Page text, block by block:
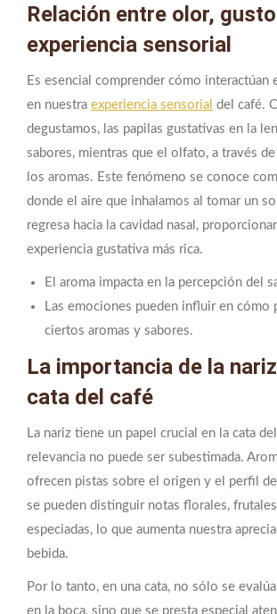
Relación entre olor,
experiencia sensorial
Es esencial comprender cómo
en nuestra experiencia sensorial del café.
degustamos, las papilas gustativas en la
sabores, mientras que el olfato, a través
los aromas. Este fenómeno se conoce
donde el aire que inhalamos al tomar un
regresa hacia la cavidad nasal,
experiencia gustativa más rica.
El aroma impacta en la percepción del
Las emociones pueden influir en cómo
ciertos aromas y sabores.
La importancia de la
cata del café
La nariz tiene un papel crucial en la cata
relevancia no puede ser subestimada.
ofrecen pistas sobre el origen y el perfil
se pueden distinguir notas florales,
especiadas, lo que aumenta nuestra
bebida.
Por lo tanto, en una cata, no sólo se
en la boca, sino que se presta especial